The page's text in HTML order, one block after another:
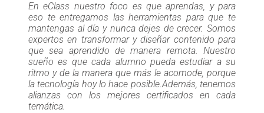
En eClass nuestro foco es que aprendas, y para
eso te entregamos las herramientas para que te
mantengas al día y nunca dejes de crecer. Somos
expertos en transformar y diseñar contenido para
que sea aprendido de manera remota. Nuestro
sueño es que cada alumno pueda estudiar a su
ritmo y de la manera que más le acomode, porque
la tecnología hoy lo hace posible.Además, tenemos
alianzas con los mejores certificados en cada
temática.